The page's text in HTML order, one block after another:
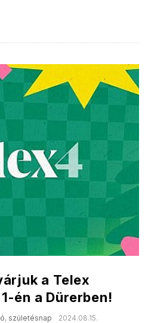
a Telex
én a Dürerben!
, születésnap 2024.08.15.